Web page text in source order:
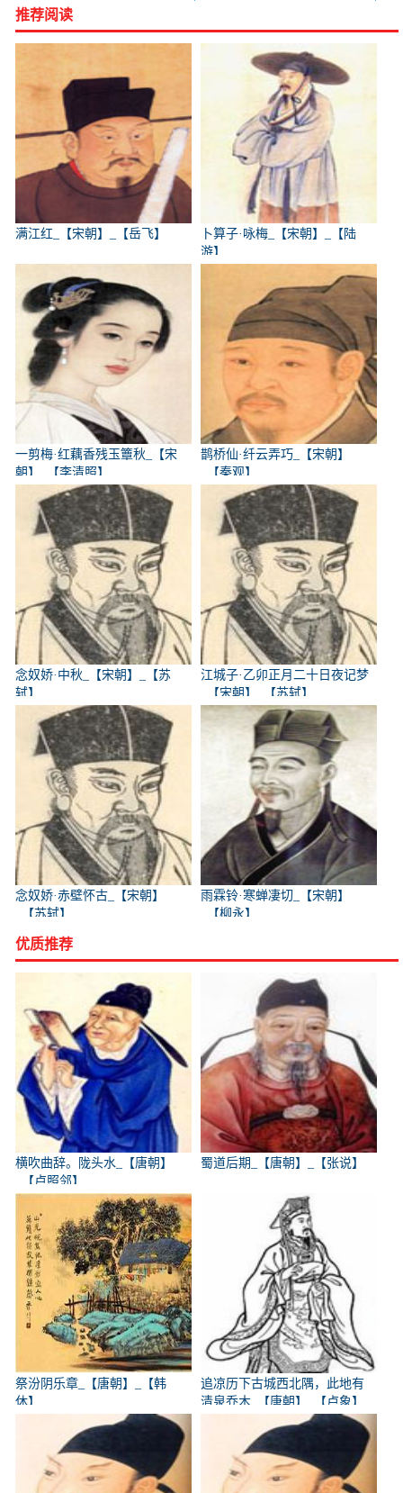
推荐阅读
满江红_【宋朝】_【岳飞】
卜算子·咏梅_【宋朝】_【陆
游】
一剪梅·红藕香残玉簟秋_【宋
朝】_【李清照】
鹊桥仙·纤云弄巧_【宋朝】
_【秦观】
念奴娇·中秋_【宋朝】_【苏
轼】
江城子·乙卯正月二十日夜记梦
_【宋朝】_【苏轼】
念奴娇·赤壁怀古_【宋朝】
_【苏轼】
雨霖铃·寒蝉凄切_【宋朝】
_【柳永】
优质推荐
横吹曲辞。陇头水_【唐朝】
_【卢照邻】
蜀道后期_【唐朝】_【张说】
祭汾阴乐章_【唐朝】_【韩
休】
追凉历下古城西北隅，此地有
清泉乔木_【唐朝】_【卢象】